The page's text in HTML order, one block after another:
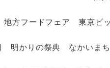
方フードフェア 東京ビッ
明かりの祭典 なかいま